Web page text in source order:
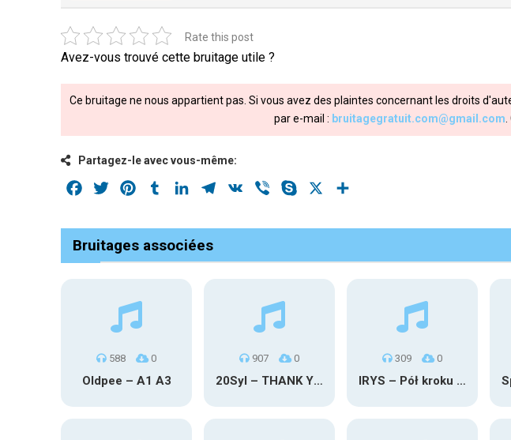
Rate this post
Avez-vous trouvé cette bruitage utile ?
Ce bruitage ne nous appartient pas. Si vous avez des plaintes concernant les droits
par e-mail : bruitagegratuit.com@gmail.com
Partagez-le avec vous-même:
Facebook
Twitter PinterestTumblrLinkedInTelegram
VK Viber Skype
Bruitages associées
588 0
Oldpee – A1 A3
907 0
20Syl – THANK YOU
309 0
IRYS – Pół kroku stąd